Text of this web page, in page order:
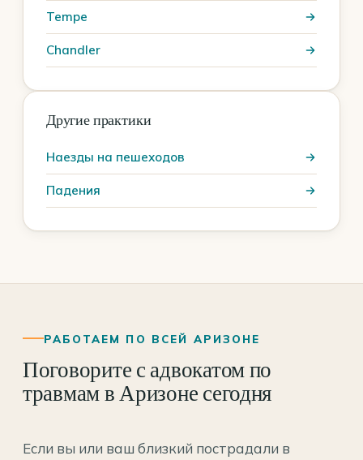
Tempe
Chandler
Другие практики
Наезды на пешеходов
Падения
РАБОТАЕМ ПО ВСЕЙ АРИЗОНЕ
Поговорите с адвокатом по
травмам в Аризоне сегодня
Если вы или ваш близкий пострадали в